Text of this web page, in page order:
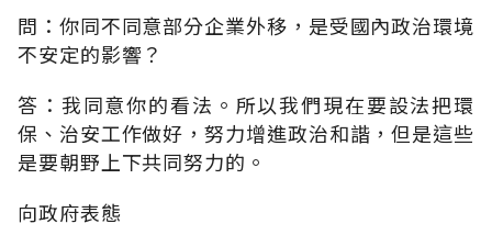
問：你同不同意部分企業外移，是受國內政治環境
不安定的影響？
答：我同意你的看法。所以我們現在要設法把環
保、治安工作做好，努力增進政治和諧，但是這些
是要朝野上下共同努力的。
向政府表態